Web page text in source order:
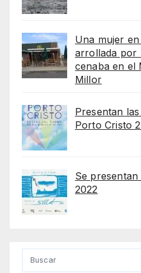
Una mujer
arrollada por
cenaba en el
Millor
Presentan
Porto Cristo
Se presentan
2022